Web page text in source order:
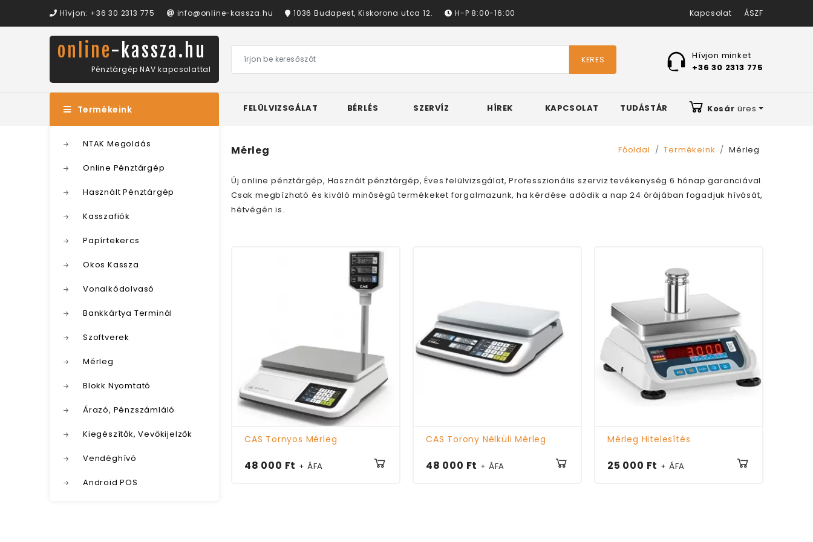
Hívjon: +36 30 2313 775 info@online-kassza.hu 1036 Budapest, Kiskorona utca 12. H-P 8:00-16:00 Kapcsolat ÁSZF
online-kassza.hu
Pénztárgép NAV kapcsolattal
KERES
Hívjon minket
+36 30 2313 775
Termékeink FELÜLVIZSGÁLAT BÉRLÉS SZERVÍZ HÍREK KAPCSOLAT TUDÁSTÁR Kosár üres
NTAK Megoldás
Online Pénztárgép
Használt Pénztárgép
Kasszafiók
Papírtekercs
Okos Kassza
Vonalkódolvasó
Bankkártya Terminál
Szoftverek
Mérleg
Blokk Nyomtató
Árazó, Pénzszámláló
Kiegészítők, Vevőkijelzők
Vendéghívó
Android POS
Mérleg Főoldal Termékeink Mérleg
Új online pénztárgép, Használt pénztárgép, Éves felülvizsgálat, Professzionális szerviz tevékenység 6 hónap garanciával.
Csak megbízható és kiváló minőségű termékeket forgalmazunk, ha kérdése adódik a nap 24 órájában fogadjuk hívását,
hétvégén is.
CAS Tornyos Mérleg
48 000 Ft + ÁFA
CAS Torony Nélküli Mérleg
48 000 Ft + ÁFA
Mérleg Hitelesítés
25 000 Ft + ÁFA